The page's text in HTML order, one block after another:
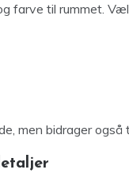
farve til rummet.
men bidrager også